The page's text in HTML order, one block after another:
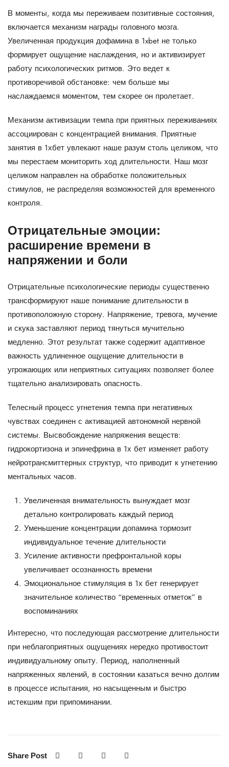
В моменты, когда мы переживаем позитивные состояния,
включается механизм награды головного мозга.
Увеличенная продукция дофамина в 1xbet не только
формирует ощущение наслаждения, но и активизирует
работу психологических ритмов. Это ведет к
противоречивой обстановке: чем больше мы
наслаждаемся моментом, тем скорее он пролетает.
Механизм активизации темпа при приятных переживаниях
ассоциирован с концентрацией внимания. Приятные
занятия в 1хбет увлекают наше разум столь целиком, что
мы перестаем мониторить ход длительности. Наш мозг
целиком направлен на обработке положительных
стимулов, не распределяя возможностей для временного
контроля.
Отрицательные эмоции:
расширение времени в
напряжении и боли
Отрицательные психологические периоды существенно
трансформируют наше понимание длительности в
противоположную сторону. Напряжение, тревога, мучение
и скука заставляют период тянуться мучительно
медленно. Этот результат также содержит адаптивное
важность удлиненное ощущение длительности в
угрожающих или неприятных ситуациях позволяет более
тщательно анализировать опасность.
Телесный процесс угнетения темпа при негативных
чувствах соединен с активацией автономной нервной
системы. Высвобождение напряжения веществ:
гидрокортизона и эпинефрина в 1х бет изменяет работу
нейротрансмиттерных структур, что приводит к угнетению
ментальных часов.
Увеличенная внимательность вынуждает мозг
детально контролировать каждый период
Уменьшение концентрации допамина тормозит
индивидуальное течение длительности
Усиление активности префронтальной коры
увеличивает осознанность времени
Эмоциональное стимуляция в 1х бет генерирует
значительное количество “временных отметок” в
воспоминаниях
Интересно, что последующая рассмотрение длительности
при неблагоприятных ощущениях нередко противостоит
индивидуальному опыту. Период, наполненный
напряженных явлений, в состоянии казаться вечно долгим
в процессе испытания, но насыщенным и быстро
истекшим при припоминании.
Share Post